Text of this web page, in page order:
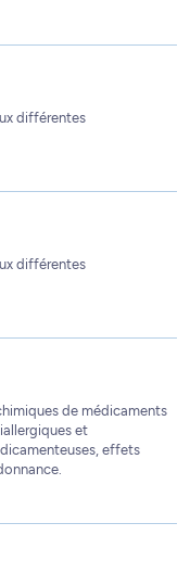
différentes
différentes
de médicaments
et
effets